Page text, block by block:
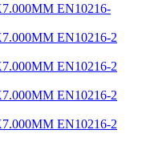
EN10216-
EN10216-2
EN10216-2
EN10216-2
EN10216-2